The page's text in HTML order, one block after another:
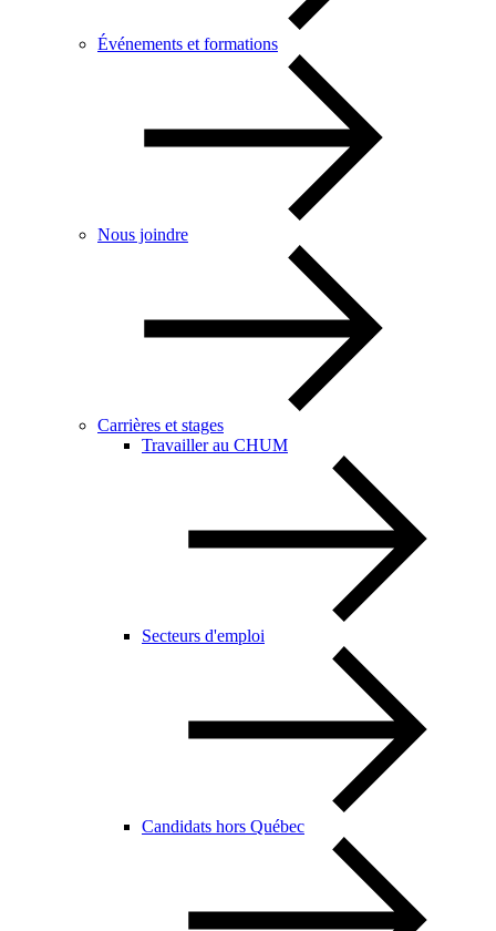
Événements et formations
Nous joindre
Carrières et stages
Travailler au CHUM
Secteurs d'emploi
Candidats hors Québec